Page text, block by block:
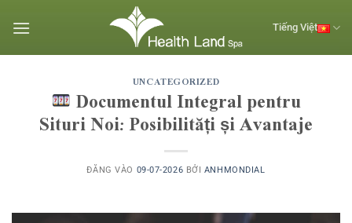
qua
Tiếng Việt
UNCATEGORIZED
Documentul Integral pentru
Situri Noi: Posibilități și Avantaje
ĐĂNG VÀO 09-07-2026 BỞI ANHMONDIAL